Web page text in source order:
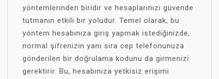
yöntemlerinden biridir ve hesaplarınızı güvende
tutmanın etkili bir yoludur. Temel olarak, bu
yöntem hesabınıza giriş yapmak istediğinizde,
normal şifrenizin yanı sıra cep telefonunuza
gönderilen bir doğrulama kodunu da girmenizi
gerektirir. Bu, hesabınıza yetkisiz erişimi